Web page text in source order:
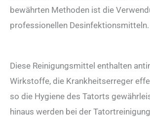
bewährten Methoden ist die
professionellen Desinfektionsmitteln.
Diese Reinigungsmittel enthalten
Wirkstoffe, die Krankheitserreger
so die Hygiene des Tatorts
hinaus werden bei der